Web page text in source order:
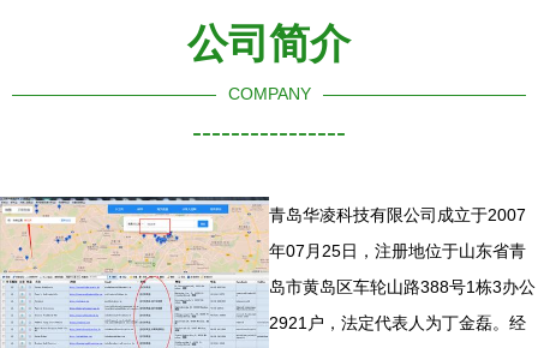
公司简介
COMPANY
----------------
青岛华凌科技有限公司成立于2007
年07月25日，注册地位于山东省青
岛市黄岛区车轮山路388号1栋3办公
2921户，法定代表人为丁金磊。经